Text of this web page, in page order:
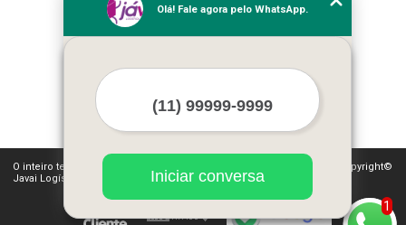
Missão
O inteiro teor deste site está sujeito à proteção de direitos autorais. Copyright©
Javai Logística Fulfillment (Lei 9610 de 19/02/1998)
1
Olá! Fale agora pelo WhatsApp.
Iniciar conversa